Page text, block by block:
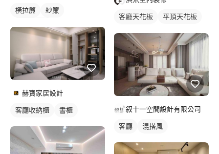
橫拉簾
紗簾
赫寶家居設計
客廳收納櫃 書櫃
客廳天花板
平頂天花板
叙十一空間設計有限公司
客廳 混搭風